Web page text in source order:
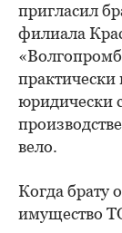
пригласил
филиала
юридически
вело.
Когда брату
имущество